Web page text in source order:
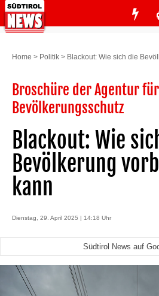
Home > Politik > Blackout: Wie sich die
Broschüre der Agentur für
Bevölkerungsschutz
Blackout: Wie
Bevölkerung
kann
Dienstag, 29. April 2025 | 14:18 Uhr
Südtirol News auf